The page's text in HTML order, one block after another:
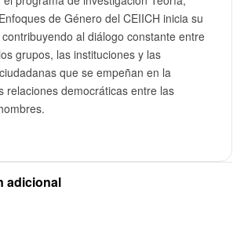
de Género del CEIICH inicia su
al diálogo constante entre
grupos, las instituciones y las
que se empeñan en la
relaciones democráticas entre las
adicional